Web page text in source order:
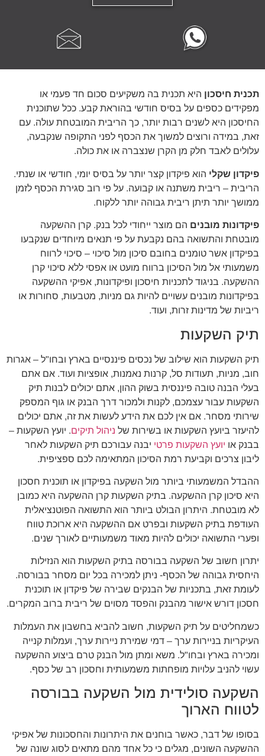
תכנית חיסכון היא תכנית בה משקיעים סכום חד פעמי או
מפקידים כספים על בסיס חודשי בהוראת קבע. ככל שתוכנית
החיסכון היא לשנים רבות יותר, כך הריבית המובטחת עולה. עם
זאת, במידה ורוצים למשוך את הכסף לפני התקופה שנקבעה,
עלולים לאבד חלק מן הקרן שנצברה או את כולה.
פיקדון שקלי הוא פיקדון קצר יותר על בסיס יומי, חודשי או שנתי.
הריבית – ריבית משתנה או קבועה. על פי רוב סגירת הכסף לזמן
ממושך יותר תיתן ריבית גבוהה יותר ללקוח.
פיקדונות מובנים הם מוצר ייחודי לכל בנק. קרן ההשקעה
מובטחת והתשואה בהם נקבעת על פי תנאים מיוחדים שנקבעו
בפיקדון אשר טומנים בחובם סיכון מול סיכוי – סיכוי לרווח
משמעותי אל מול הסיכון ברווח מועט או אפסי ללא סיכוי קרן
ההשקעה. בניגוד לתכניות חיסכון ופיקדונות, אפיקי ההשקעה
בפיקדונות מובנים עשויים להיות גם מניות, מטבעות, סחורות או
ריביות של מדינות זרות, ועוד.
תיק השקעות
תיק השקעות הוא שילוב של נכסים פיננסיים בארץ ובחו"ל – אגרות
חוב, מניות, תעודות סל, קרנות נאמנות, אופציות ועוד. אם אתם
בעלי הבנה טובה פיננסית בשוק ההון, אתם יכולים לבנות תיק
השקעות עבור עצמכם, לקנות ולמכור דרך הבנק או גוף המספק
שירותי מסחר. אם אין לכם את הידע לעשות את זה, אתם יכולים
להיעזר ביועץ השקעות או בשירות של ניהול תיקים. יועץ השקעות –
בבנק או יועץ השקעות פרטי יבנה עבורכם תיק השקעות לאחר
ליבון צרכים וקביעת רמת הסיכון המתאימה לכם ספציפית.
ההבדל המשמעותי ביותר מול השקעה בפיקדון או תוכנית חסכון
היא סיכון קרן ההשקעה. בתיק השקעות קרן ההשקעה היא כמובן
לא מובטחת. היתרון הבולט ביותר הוא התשואה הפוטנציאלית
העודפת בתיק השקעות ובפרט אם ההשקעה היא ארוכת טווח
ופערי התשואה יכולים להיות מאוד משמעותיים לאורך שנים.
יתרון חשוב של השקעה בבורסה בתיק השקעות הוא הנזילות
היחסית גבוהה של הכסף- ניתן למכירה בכל יום מסחר בבורסה.
לעומת זאת, בתכניות של הבנקים שבירה של פיקדון או תוכנית
חסכון דורש אישור מהבנק והפסד מסוים של ריבית ברוב המקרים.
כשמחליטים על תיק השקעות, חשוב להביא בחשבון את העמלות
העיקריות בניירות ערך – דמי שמירת ניירות ערך, ועמלות קנייה
ומכירה בארץ ובחו"ל. משא ומתן מול הבנק טרם ביצוע ההשקעה
עשוי להניב עלויות מופחתות משמעותית וחסכון רב של כסף.
השקעה סולידית מול השקעה בבורסה
לטווח הארוך
בסופו של דבר, כאשר בוחנים את היתרונות והחסכונות של אפיקי
ההשקעה השונים, מגלים כי כל אחד מהם מתאים לסוג שונה של